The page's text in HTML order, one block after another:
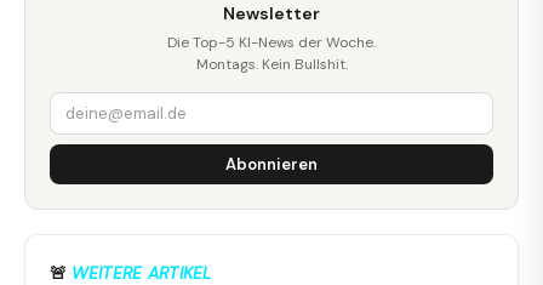
Newsletter
Die Top-5 KI-News der Woche.
Montags. Kein Bullshit.
Abonnieren
🚨 WEITERE ARTIKEL